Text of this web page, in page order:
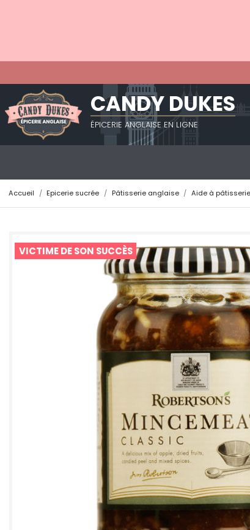
CANDY DUKES
ÉPICERIE ANGLAISE EN LIGNE
Accueil Epicerie sucrée Pâtisserie anglaise Aide à pâtisserie
VICTIME DE SON SUCCÈS